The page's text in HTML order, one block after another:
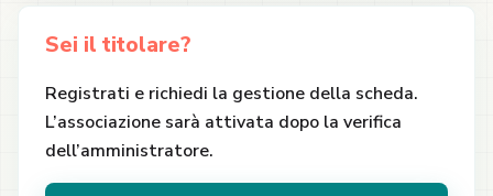
Sei il titolare?
Registrati e richiedi la gestione della scheda.
L’associazione sarà attivata dopo la verifica
dell’amministratore.